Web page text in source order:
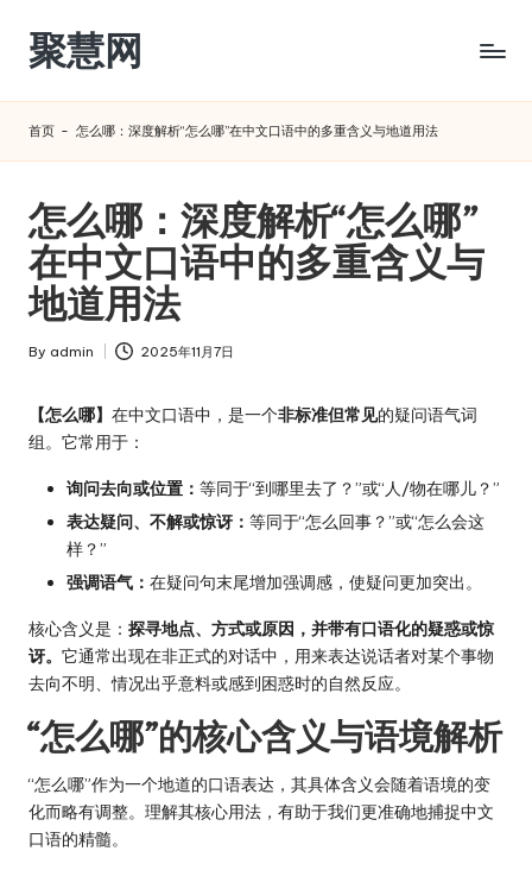
Skip
content
聚慧网
首页 - 怎么哪：深度解析“怎么哪”在中文口语中的多重含义与地道用法
怎么哪：深度解析“怎么哪”
在中文口语中的多重含义与
地道用法
Posted
By admin 2025年11月7日
【怎么哪】 在中文口语中，是一个非标准但常见的疑问语气词
组。它常用于：
询问去向或位置： 等同于“到哪里去了？”或“人/物在哪儿？”
表达疑问、不解或惊讶： 等同于“怎么回事？”或“怎么会这
样？”
强调语气： 在疑问句末尾增加强调感，使疑问更加突出。
核心含义是： 探寻地点、方式或原因，并带有口语化的疑惑或惊
讶。 它通常出现在非正式的对话中，用来表达说话者对某个事物
去向不明、情况出乎意料或感到困惑时的自然反应。
“怎么哪”的核心含义与语境解析
“怎么哪”作为一个地道的口语表达，其具体含义会随着语境的变
化而略有调整。理解其核心用法，有助于我们更准确地捕捉中文
口语的精髓。